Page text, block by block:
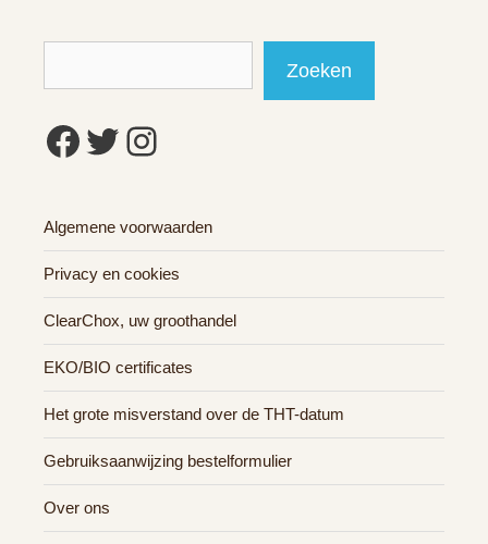
Zoeken
Facebook
Twitter
Instagram
Algemene voorwaarden
Privacy en cookies
ClearChox, uw groothandel
EKO/BIO certificates
Het grote misverstand over de THT-datum
Gebruiksaanwijzing bestelformulier
Over ons